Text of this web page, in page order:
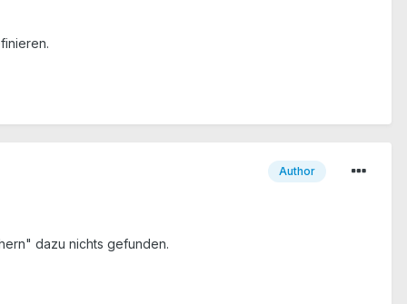
Author
dazu nichts gefunden.